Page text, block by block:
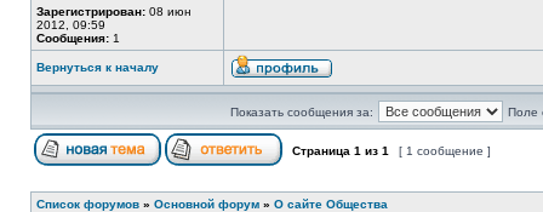
Зарегистрирован: 08 июн
2012, 09:59
Сообщения: 1
Вернуться к началу
Показать сообщения за: Поле
Страница 1 из 1 [ 1 сообщение ]
Список форумов » Основной форум » О сайте Общества